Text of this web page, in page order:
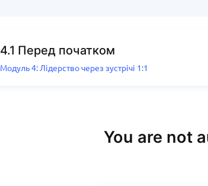
4.1 Перед початком
Модуль 4: Лідерство через зустрічі 1:1
You are not